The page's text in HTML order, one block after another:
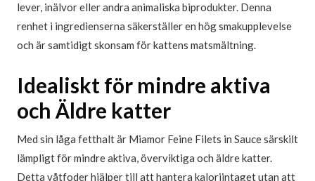
lever, inälvor eller andra animaliska biprodukter. Denna
renhet i ingredienserna säkerställer en hög smakupplevelse
och är samtidigt skonsam för kattens matsmältning.
Idealiskt för mindre aktiva
och Äldre katter
Med sin låga fetthalt är Miamor Feine Filets in Sauce särskilt
lämpligt för mindre aktiva, överviktiga och äldre katter.
Detta våtfoder hjälper till att hantera kaloriintaget utan att